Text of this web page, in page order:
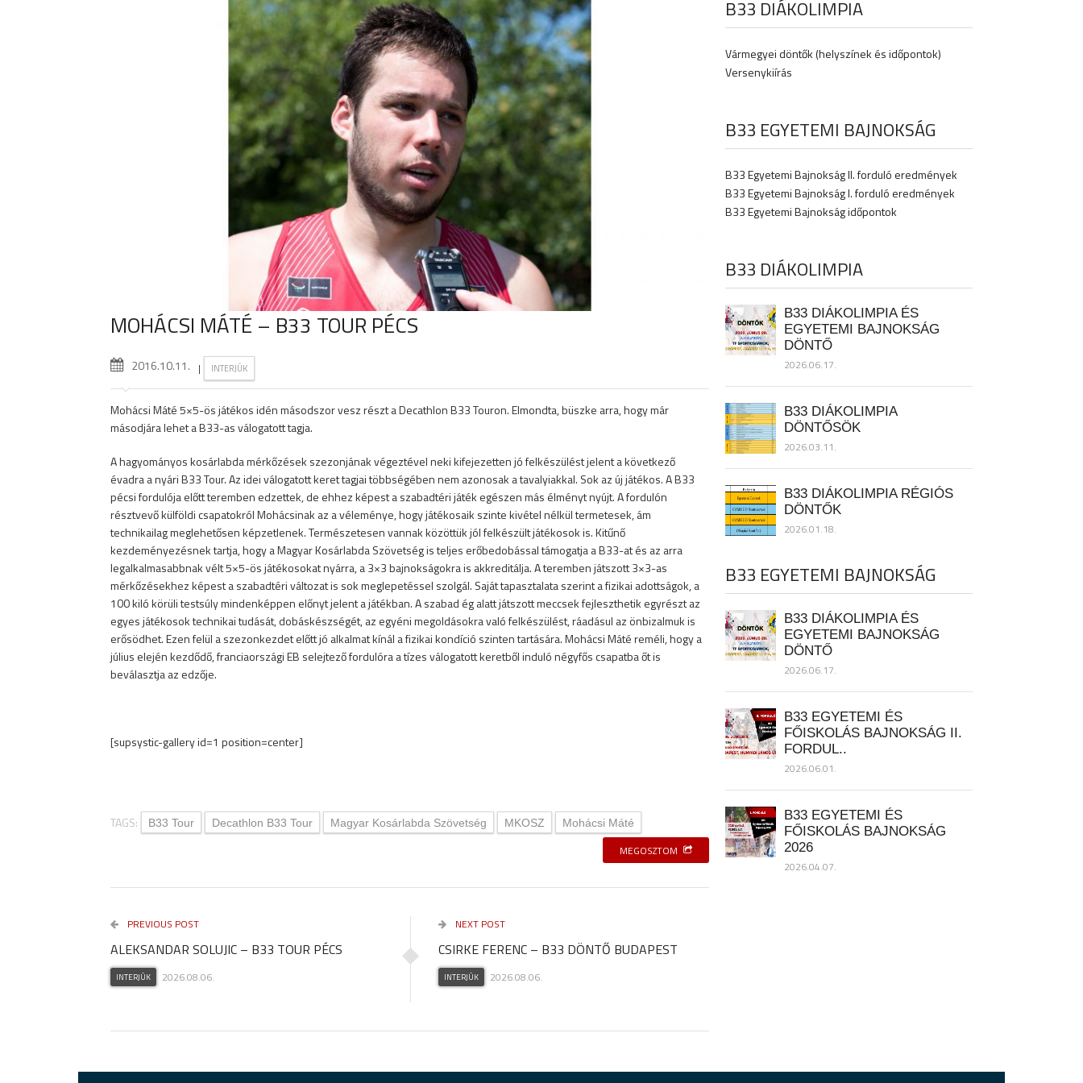
MOHÁCSI MÁTÉ – B33 TOUR PÉCS
2016.10.11. | INTERJÚK
Mohácsi Máté 5×5-ös játékos idén másodszor vesz részt a Decathlon B33 Touron. Elmondta, büszke arra, hogy már
másodjára lehet a B33-as válogatott tagja.
A hagyományos kosárlabda mérkőzések szezonjának végeztével neki kifejezetten jó felkészülést jelent a következő
évadra a nyári B33 Tour. Az idei válogatott keret tagjai többségében nem azonosak a tavalyiakkal. Sok az új játékos. A B33
pécsi fordulója előtt teremben edzettek, de ehhez képest a szabadtéri játék egészen más élményt nyújt. A fordulón
résztvevő külföldi csapatokról Mohácsinak az a véleménye, hogy játékosaik szinte kivétel nélkül termetesek, ám
technikailag meglehetősen képzetlenek. Természetesen vannak közöttük jól felkészült játékosok is. Kitűnő
kezdeményezésnek tartja, hogy a Magyar Kosárlabda Szövetség is teljes erőbedobással támogatja a B33-at és az arra
legalkalmasabbnak vélt 5×5-ös játékosokat nyárra, a 3×3 bajnokságokra is akkreditálja. A teremben játszott 3×3-as
mérkőzésekhez képest a szabadtéri változat is sok meglepetéssel szolgál. Saját tapasztalata szerint a fizikai adottságok, a
100 kiló körüli testsúly mindenképpen előnyt jelent a játékban. A szabad ég alatt játszott meccsek fejleszthetik egyrészt az
egyes játékosok technikai tudását, dobáskészségét, az egyéni megoldásokra való felkészülést, ráadásul az önbizalmuk is
erősödhet. Ezen felül a szezonkezdet előtt jó alkalmat kínál a fizikai kondíció szinten tartására. Mohácsi Máté reméli, hogy a
július elején kezdődő, franciaországi EB selejtező fordulóra a tízes válogatott keretből induló négyfős csapatba őt is
beválasztja az edzője.
[supsystic-gallery id=1 position=center]
TAGS: B33 Tour Decathlon B33 Tour Magyar Kosárlabda Szövetség MKOSZ Mohácsi Máté
MEGOSZTOM
PREVIOUS POST
ALEKSANDAR SOLUJIC – B33 TOUR PÉCS
INTERJÚK 2026.08.06.
NEXT POST
CSIRKE FERENC – B33 DÖNTŐ BUDAPEST
INTERJÚK 2026.08.06.
B33 DIÁKOLIMPIA
Vármegyei döntők (helyszínek és időpontok)
Versenykiírás
B33 EGYETEMI BAJNOKSÁG
B33 Egyetemi Bajnokság II. forduló eredmények
B33 Egyetemi Bajnokság I. forduló eredmények
B33 Egyetemi Bajnokság időpontok
B33 DIÁKOLIMPIA
B33 DIÁKOLIMPIA ÉS
EGYETEMI BAJNOKSÁG
DÖNTŐ
2026.06.17.
B33 DIÁKOLIMPIA
DÖNTŐSÖK
2026.03.11.
B33 DIÁKOLIMPIA RÉGIÓS
DÖNTŐK
2026.01.18.
B33 EGYETEMI BAJNOKSÁG
B33 DIÁKOLIMPIA ÉS
EGYETEMI BAJNOKSÁG
DÖNTŐ
2026.06.17.
B33 EGYETEMI ÉS
FŐISKOLÁS BAJNOKSÁG II.
FORDUL..
2026.06.01.
B33 EGYETEMI ÉS
FŐISKOLÁS BAJNOKSÁG
2026
2026.04.07.